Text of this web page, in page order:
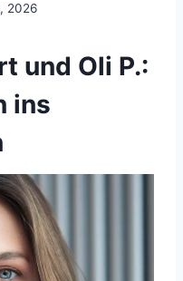
2026
und Oli P.:
ins